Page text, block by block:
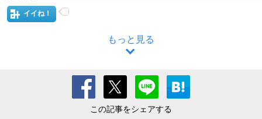
イイね！
もっと見る
この記事をシェアする